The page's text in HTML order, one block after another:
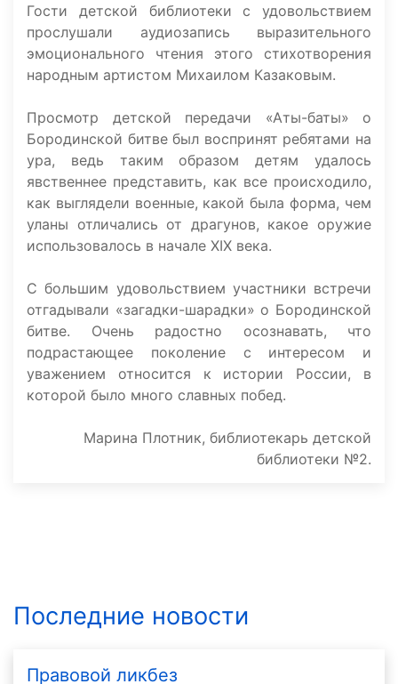
Гости детской библиотеки с удовольствием
прослушали аудиозапись выразительного
эмоционального чтения этого стихотворения
народным артистом Михаилом Казаковым.
Просмотр детской передачи «Аты-баты» о
Бородинской битве был воспринят ребятами на
ура, ведь таким образом детям удалось
явственнее представить, как все происходило,
как выглядели военные, какой была форма, чем
уланы отличались от драгунов, какое оружие
использовалось в начале XIX века.
С большим удовольствием участники встречи
отгадывали «загадки-шарадки» о Бородинской
битве. Очень радостно осознавать, что
подрастающее поколение с интересом и
уважением относится к истории России, в
которой было много славных побед.
Марина Плотник, библиотекарь детской
библиотеки №2.
Последние новости
Правовой ликбез